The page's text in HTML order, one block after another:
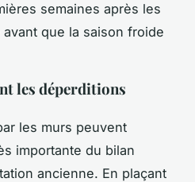
semaines après les
que la saison froide
les déperditions
les murs peuvent
importante du bilan
ancienne. En plaçant